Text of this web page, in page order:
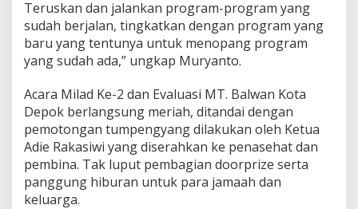
Teruskan dan jalankan program-program yang
sudah berjalan, tingkatkan dengan program yang
baru yang tentunya untuk menopang program
yang sudah ada,” ungkap Muryanto.
Acara Milad Ke-2 dan Evaluasi MT. Balwan Kota
Depok berlangsung meriah, ditandai dengan
pemotongan tumpengyang dilakukan oleh Ketua
Adie Rakasiwi yang diserahkan ke penasehat dan
pembina. Tak luput pembagian doorprize serta
panggung hiburan untuk para jamaah dan
keluarga.